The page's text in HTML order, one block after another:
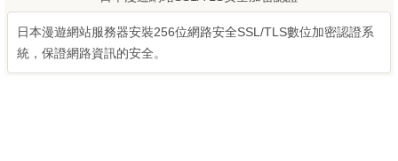
日本漫遊網站服務器安裝256位網路安全SSL/TLS數位加密認證系
統，保證網路資訊的安全。